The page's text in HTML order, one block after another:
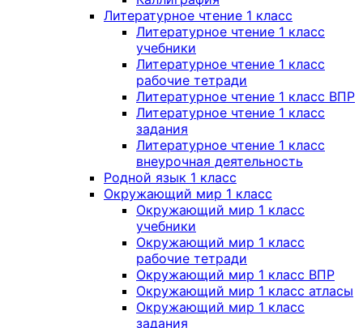
Литературное чтение 1 класс
Литературное чтение 1 класс
учебники
Литературное чтение 1 класс
рабочие тетради
Литературное чтение 1 класс ВПР
Литературное чтение 1 класс
задания
Литературное чтение 1 класс
внеурочная деятельность
Родной язык 1 класс
Окружающий мир 1 класс
Окружающий мир 1 класс
учебники
Окружающий мир 1 класс
рабочие тетради
Окружающий мир 1 класс ВПР
Окружающий мир 1 класс атласы
Окружающий мир 1 класс
задания